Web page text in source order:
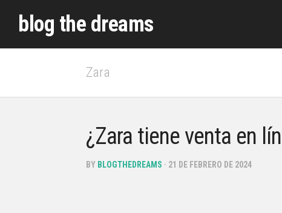
contentblog the dreams
Zara
¿Zara tiene venta en
BY BLOGTHEDREAMS · 21 DE FEBRERO DE 2024